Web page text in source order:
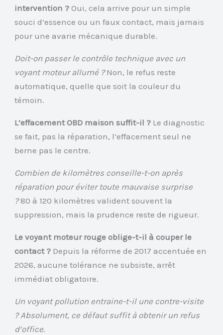
intervention ? Oui, cela arrive pour un simple
souci d’essence ou un faux contact, mais jamais
pour une avarie mécanique durable.
Doit-on passer le contrôle technique avec un
voyant moteur allumé ?Non, le refus reste
automatique, quelle que soit la couleur du
témoin.
L’effacement OBD maison suffit-il ? Le diagnostic
se fait, pas la réparation, l’effacement seul ne
berne pas le centre.
Combien de kilomètres conseille-t-on après
réparation pour éviter toute mauvaise surprise
?80 à 120 kilomètres valident souvent la
suppression, mais la prudence reste de rigueur.
Le voyant moteur rouge oblige-t-il à couper le
contact ? Depuis la réforme de 2017 accentuée en
2026, aucune tolérance ne subsiste, arrêt
immédiat obligatoire.
Un voyant pollution entraine-t-il une contre-visite
? Absolument, ce défaut suffit à obtenir un refus
d’office.